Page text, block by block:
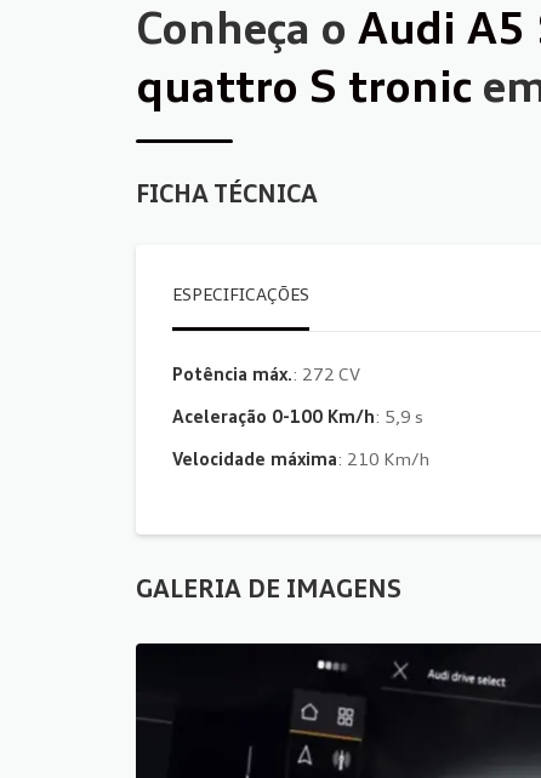
Conheça o Audi A5
quattro S tronic
FICHA TÉCNICA
ESPECIFICAÇÕES
Potência máx. : 272 CV
Aceleração 0-100 Km/h : 5,9 s
Velocidade máxima : 210 Km/h
GALERIA DE IMAGENS